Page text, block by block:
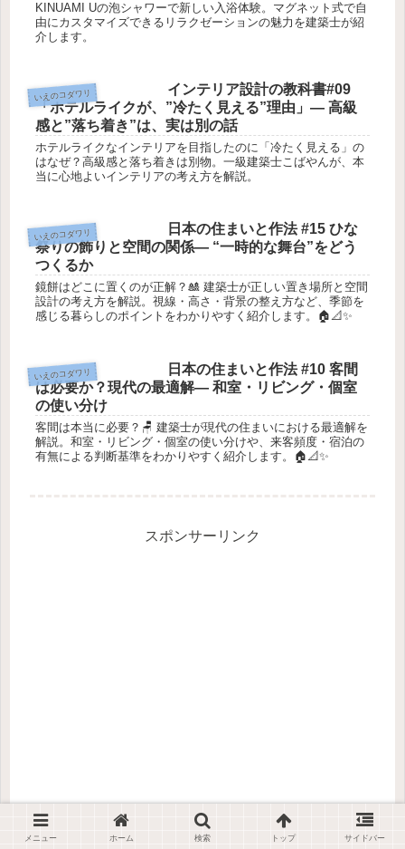
KINUAMI Uの泡シャワーで新しい入浴体験。マグネット式で自
由にカスタマイズできるリラクゼーションの魅力を建築士が紹
介します。
いえのコダワリ
インテリア設計の教科書#09
「ホテルライクが、”冷たく見える”理由」― 高級
感と”落ち着き”は、実は別の話
ホテルライクなインテリアを目指したのに「冷たく見える」の
はなぜ？高級感と落ち着きは別物。一級建築士こばやんが、本
当に心地よいインテリアの考え方を解説。
いえのコダワリ
日本の住まいと作法 #15 ひな
祭りの飾りと空間の関係― “一時的な舞台”をどう
つくるか
鏡餅はどこに置くのが正解？🎎 建築士が正しい置き場所と空間
設計の考え方を解説。視線・高さ・背景の整え方など、季節を
感じる暮らしのポイントをわかりやすく紹介します。🏠📐✨
いえのコダワリ
日本の住まいと作法 #10 客間
は必要か？現代の最適解― 和室・リビング・個室
の使い分け
客間は本当に必要？🪑 建築士が現代の住まいにおける最適解を
解説。和室・リビング・個室の使い分けや、来客頻度・宿泊の
有無による判断基準をわかりやすく紹介します。🏠📐✨
スポンサーリンク
メニュー ホーム 検索 トップ サイドバー